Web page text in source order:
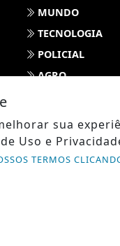
MUNDO
TECNOLOGIA
POLICIAL
AGRO
AGÊNCIA DINO
PREVISÃO DO
HORÓSCOPO
sua
Uso e
TERMOS